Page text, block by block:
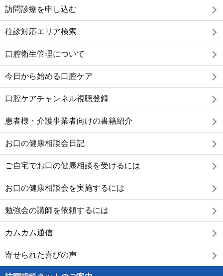
訪問診療を申し込む
往診対応エリア検索
口腔衛生管理について
今日から始める口腔ケア
口腔ケアチャンネル視聴登録
患者様・介護事業者向けの書籍紹介
お口の健康相談会日記
ご自宅でお口の健康相談を受けるには
お口の健康相談会を実施するには
勉強会の講師を依頼するには
カムカム通信
寄せられた喜びの声